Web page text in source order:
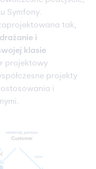
Symfony.
tak,
i
klasie
projektowy
projekty
i